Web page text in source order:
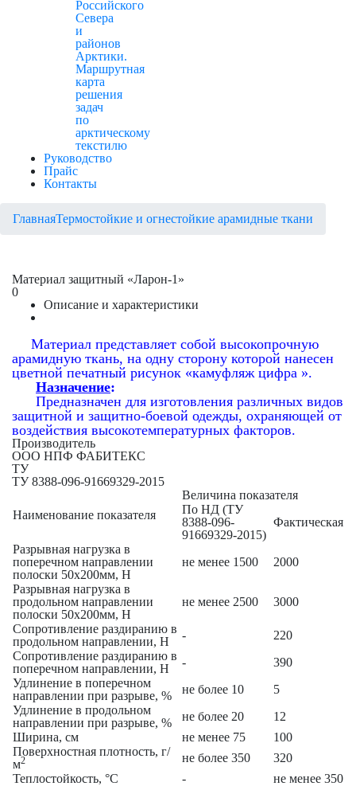
Российского
Севера
и
районов
Арктики.
Маршрутная
карта
решения
задач
по
арктическому
текстилю
Руководство
Прайс
Контакты
ГлавнаяТермостойкие и огнестойкие арамидные ткани
Материал защитный «Ларон-1»
0
Описание и характеристики
Материал представляет собой высокопрочную
арамидную ткань, на одну сторону которой нанесен
цветной печатный рисунок «камуфляж цифра ».
Назначение:
Предназначен для изготовления различных видов
защитной и защитно-боевой одежды, охраняющей от
воздействия высокотемпературных факторов.
Производитель
ООО НПФ ФАБИТЕКС
ТУ
ТУ 8388-096-91669329-2015
Наименование показателя
Величина показателя
По НД (ТУ
8388-096-
91669329-2015)
Фактическая
Разрывная нагрузка в
поперечном направлении
полоски 50х200мм, Н
не менее 1500
2000
Разрывная нагрузка в
продольном направлении
полоски 50х200мм, Н
не менее 2500
3000
Сопротивление раздиранию в
продольном направлении, Н
-
220
Сопротивление раздиранию в
поперечном направлении, Н
-
390
Удлинение в поперечном
направлении при разрыве, %
не более 10
5
Удлинение в продольном
направлении при разрыве, %
не более 20
12
Ширина, см
не менее 75
100
Поверхностная плотность, г/
м2 не более 350
320
Теплостойкость, °C
- не менее 350